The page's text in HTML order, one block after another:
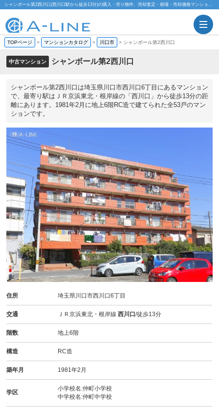
シャンボール第2西川口(西川口駅から徒歩13分)の購入・売り物件、売却査定・相場・売却価格マンション情報｜株式会社A-LINE
TOPページ > マンションカタログ > 川口市 > シャンボール第2西川口
中古マンション シャンボール第2西川口
シャンボール第2西川口は埼玉県川口市西川口6丁目にあるマンション
で、最寄り駅はＪＲ京浜東北・根岸線の「西川口」から徒歩13分の距
離にあります。1981年2月に地上6階RC造で建てられた全53戸のマン
ションです。
住所 埼玉県川口市西川口6丁目
交通 ＪＲ京浜東北・根岸線西川口/徒歩13分
階数 地上6階
構造 RC造
築年月 1981年2月
学区
小学校名:仲町小学校
中学校名:仲町中学校